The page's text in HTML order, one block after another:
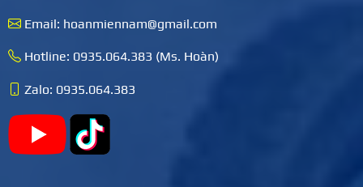
Email: hoanmiennam@gmail.com
Hotline: 0935.064.383 (Ms. Hoàn)
Zalo: 0935.064.383